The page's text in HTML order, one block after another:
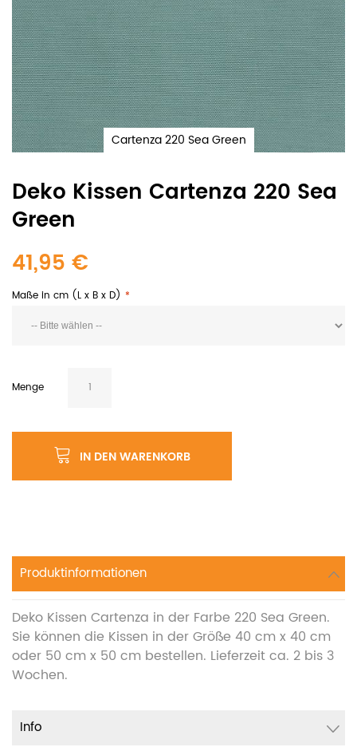
Deko Kissen Cartenza 220 Sea
Green
41,95 €
Maße in cm (L x B x D)
Menge
IN DEN WARENKORB
Cartenza 220 Sea Green
Produktinformationen
Deko Kissen Cartenza in der Farbe 220 Sea Green.
Sie können die Kissen in der Größe 40 cm x 40 cm
oder 50 cm x 50 cm bestellen. Lieferzeit ca. 2 bis 3
Wochen.
Info